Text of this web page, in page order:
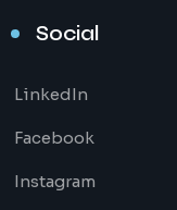
Social
LinkedIn
Facebook
Instagram